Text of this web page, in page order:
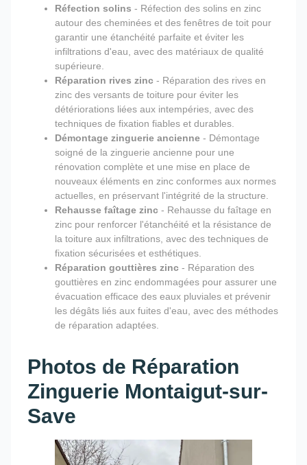
Réfection solins - Réfection des solins en zinc
autour des cheminées et des fenêtres de toit pour
garantir une étanchéité parfaite et éviter les
infiltrations d'eau, avec des matériaux de qualité
supérieure.
Réparation rives zinc - Réparation des rives en
zinc des versants de toiture pour éviter les
détériorations liées aux intempéries, avec des
techniques de fixation fiables et durables.
Démontage zinguerie ancienne - Démontage
soigné de la zinguerie ancienne pour une
rénovation complète et une mise en place de
nouveaux éléments en zinc conformes aux normes
actuelles, en préservant l'intégrité de la structure.
Rehausse faîtage zinc - Rehausse du faîtage en
zinc pour renforcer l'étanchéité et la résistance de
la toiture aux infiltrations, avec des techniques de
fixation sécurisées et esthétiques.
Réparation gouttières zinc - Réparation des
gouttières en zinc endommagées pour assurer une
évacuation efficace des eaux pluviales et prévenir
les dégâts liés aux fuites d'eau, avec des méthodes
de réparation adaptées.
Photos de Réparation
Zinguerie Montaigut-sur-
Save